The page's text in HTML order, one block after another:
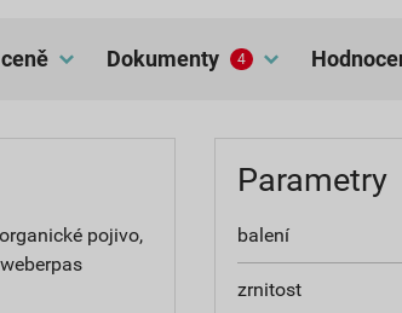
dokumenty 4
pojivo,
Parametry
balení
zrnitost